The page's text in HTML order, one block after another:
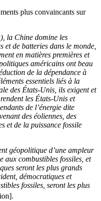
plus convaincants sur
la Chine domine les
et de batteries dans le monde,
en matières premières et
américains ont beau
de la dépendance à
essentiels liés à la
des États-Unis, ils exigent et
les États-Unis et
de l’énergie dite
des éoliennes, des
et de la puissance fossile
géopolitique d’une ampleur
combustibles fossiles, et
seront les plus grands
démocratiques et
fossiles, seront les plus